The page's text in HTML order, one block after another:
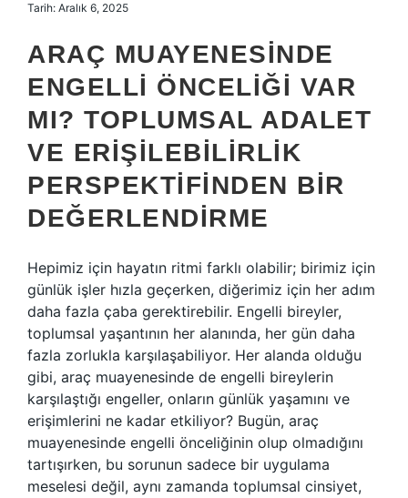
Tarih: Aralık 6, 2025
ARAÇ MUAYENESINDE
ENGELLI ÖNCELIĞI VAR
MI? TOPLUMSAL ADALET
VE ERIŞILEBILIRLIK
PERSPEKTIFINDEN BIR
DEĞERLENDIRME
Hepimiz için hayatın ritmi farklı olabilir; birimiz için
günlük işler hızla geçerken, diğerimiz için her adım
daha fazla çaba gerektirebilir. Engelli bireyler,
toplumsal yaşantının her alanında, her gün daha
fazla zorlukla karşılaşabiliyor. Her alanda olduğu
gibi, araç muayenesinde de engelli bireylerin
karşılaştığı engeller, onların günlük yaşamını ve
erişimlerini ne kadar etkiliyor? Bugün, araç
muayenesinde engelli önceliğinin olup olmadığını
tartışırken, bu sorunun sadece bir uygulama
meselesi değil, aynı zamanda toplumsal cinsiyet,